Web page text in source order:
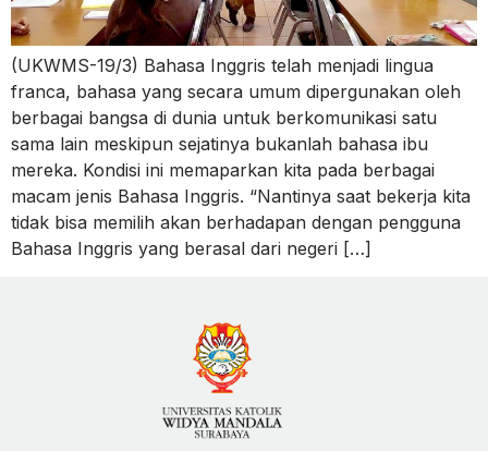
(UKWMS-19/3) Bahasa Inggris telah menjadi lingua
franca, bahasa yang secara umum dipergunakan oleh
berbagai bangsa di dunia untuk berkomunikasi satu
sama lain meskipun sejatinya bukanlah bahasa ibu
mereka. Kondisi ini memaparkan kita pada berbagai
macam jenis Bahasa Inggris. “Nantinya saat bekerja kita
tidak bisa memilih akan berhadapan dengan pengguna
Bahasa Inggris yang berasal dari negeri […]